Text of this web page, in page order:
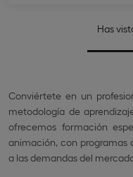
Has
Conviértete en un
metodología de
ofrecemos formación
animación, con programas
a las demandas del